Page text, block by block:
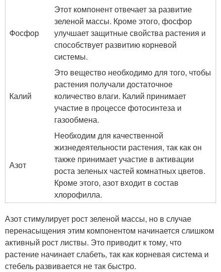
Фосфор
Этот компонент отвечает за развитие
зеленой массы. Кроме этого, фосфор
улучшает защитные свойства растения и
способствует развитию корневой
системы.
Калий
Это вещество необходимо для того, чтобы
растения получали достаточное
количество влаги. Калий принимает
участие в процессе фотосинтеза и
газообмена.
Азот
Необходим для качественной
жизнедеятельности растения, так как он
также принимает участие в активации
роста зеленых частей комнатных цветов.
Кроме этого, азот входит в состав
хлорофилла.
Азот стимулирует рост зеленой массы, но в случае
перенасыщения этим компонентом начинается слишком
активный рост листвы. Это приводит к тому, что
растение начинает слабеть, так как корневая система и
стебель развивается не так быстро.